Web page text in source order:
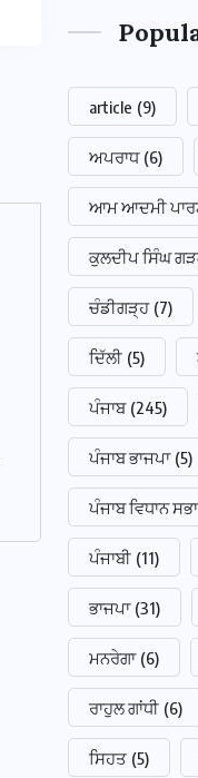
article (9)
ਅਪਰਾਧ (6)
ਆਮ ਆਦਮੀ
ਕੁਲਦੀਪ ਸਿੰਘ
ਚੰਡੀਗੜ੍ਹ (7)
ਦਿੱਲੀ (5)
ਪੰਜਾਬ (245)
ਪੰਜਾਬ ਭਾਜਪਾ (5)
ਪੰਜਾਬ ਵਿਧਾਨ ਸਭਾ
ਪੰਜਾਬੀ (11)
ਭਾਜਪਾ (31)
ਮਨਰੇਗਾ (6)
ਰਾਹੁਲ ਗਾਂਧੀ (6)
ਸਿਹਤ (5)